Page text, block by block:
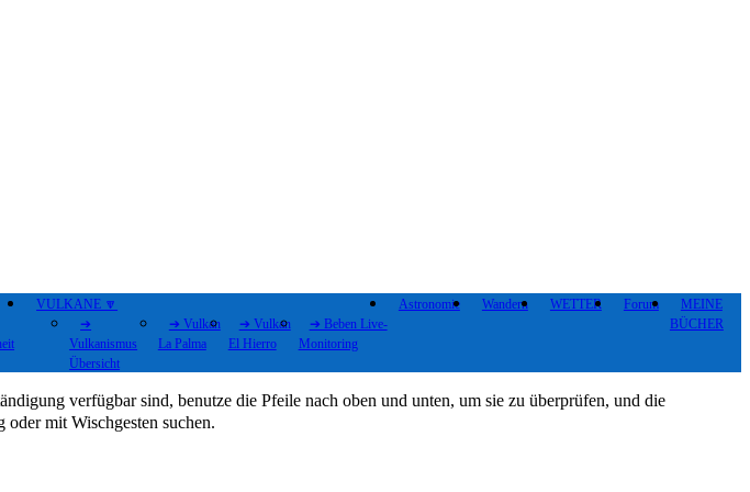
VULKANE 🔽
➔
Vulkanismus
Übersicht
➔ Vulkan
La Palma
➔ Vulkan
El Hierro
➔ Beben Live-
Monitoring
Astronomie Wandern WETTER Forum
MEINE
BÜCHER
verfügbar sind, benutze die Pfeile nach oben und unten, um sie zu überprüfen, und die
mit Wischgesten suchen.